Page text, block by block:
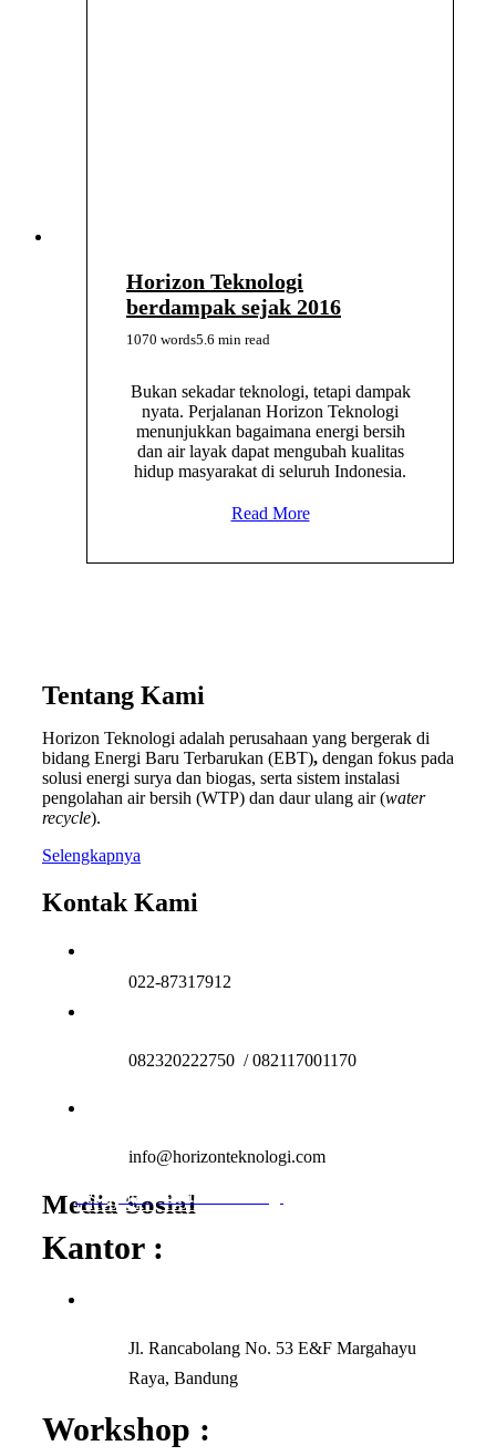
Horizon Teknologi
berdampak sejak 2016
1070 words5.6 min read
Bukan sekadar teknologi, tetapi dampak
nyata. Perjalanan Horizon Teknologi
menunjukkan bagaimana energi bersih
dan air layak dapat mengubah kualitas
hidup masyarakat di seluruh Indonesia.
Read More
Tentang Kami
Horizon Teknologi adalah perusahaan yang bergerak di
bidang Energi Baru Terbarukan (EBT), dengan fokus pada
solusi energi surya dan biogas, serta sistem instalasi
pengolahan air bersih (WTP) dan daur ulang air (water
recycle).
Selengkapnya
Kontak Kami
022-87317912
082320222750 / 082117001170
info@horizonteknologi.com
Media Sosial
Facebook │ Horizon Teknologi
Instagram │ horizonteknologi
Kantor :
Jl. Rancabolang No. 53 E&F Margahayu
Raya, Bandung
Workshop :